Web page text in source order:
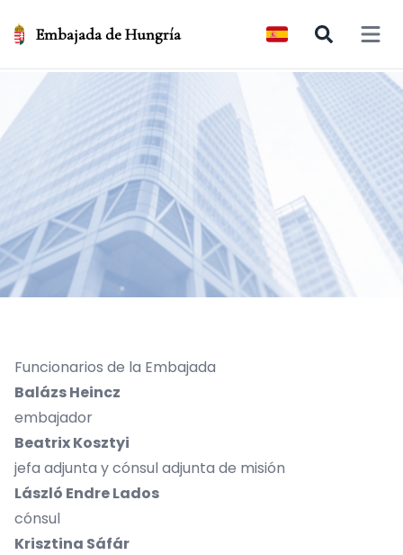
Embajada de Hungría Open
Funcionarios de la Embajada
Balázs Heincz
embajador
Beatrix Kosztyi
jefa adjunta y cónsul adjunta de misión
László Endre Lados
cónsul
Krisztina Sáfár